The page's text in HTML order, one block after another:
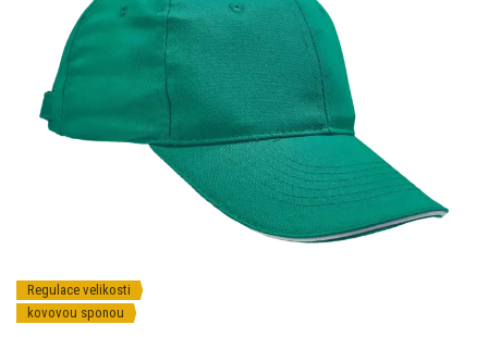
Regulace velikosti
kovovou sponou